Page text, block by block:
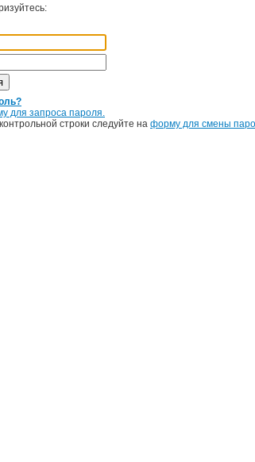
для запроса пароля.
строки следуйте на форму для смены